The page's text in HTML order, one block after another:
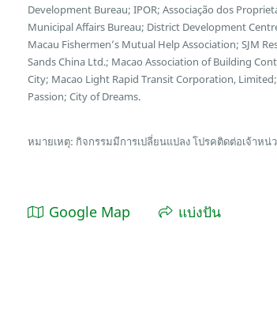
Development Bureau; IPOR; Associação dos
Municipal Affairs Bureau; District Development
Macau Fishermen’s Mutual Help Association; SJM
Sands China Ltd.; Macao Association of Building
City; Macao Light Rapid Transit Corporation,
Passion; City of Dreams.
หมายเหตุ: กิจกรรมมีการเปลี่ยนแปลง โปรคติดต่อเจ้าหน่
Google Map แบ่งปัน